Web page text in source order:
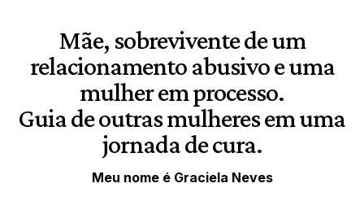
Mãe, sobrevivente de um
relacionamento abusivo e uma
mulher em processo.
Guia de outras mulheres em uma
jornada de cura.
Meu nome é Graciela Neves